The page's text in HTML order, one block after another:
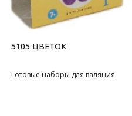
5105 ЦВЕТОК
Готовые наборы для валяния